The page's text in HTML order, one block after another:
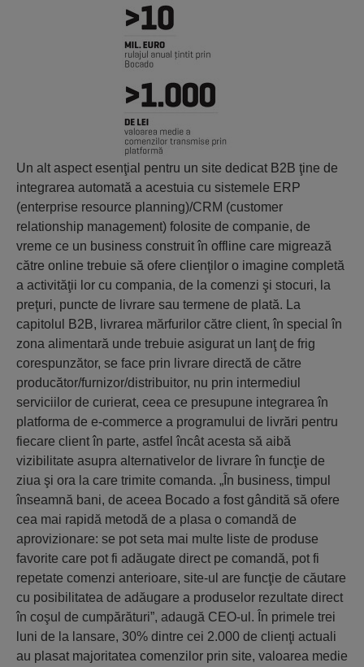
Un alt aspect esenţial pentru un site dedicat B2B ţine de
integrarea automată a acestuia cu sistemele ERP
(enterprise resource planning)/CRM (customer
relationship management) folosite de companie, de
vreme ce un business construit în offline care migrează
către online trebuie să ofere clienţilor o imagine completă
a activităţii lor cu compania, de la comenzi şi stocuri, la
preţuri, puncte de livrare sau termene de plată. La
capitolul B2B, livrarea mărfurilor către client, în special în
zona alimentară unde trebuie asigurat un lanţ de frig
corespunzător, se face prin livrare directă de către
producător/furnizor/distribuitor, nu prin intermediul
serviciilor de curierat, ceea ce presupune integrarea în
platforma de e-commerce a programului de livrări pentru
fiecare client în parte, astfel încât acesta să aibă
vizibilitate asupra alternativelor de livrare în funcţie de
ziua şi ora la care trimite comanda. „În business, timpul
înseamnă bani, de aceea Bocado a fost gândită să ofere
cea mai rapidă metodă de a plasa o comandă de
aprovizionare: se pot seta mai multe liste de produse
favorite care pot fi adăugate direct pe comandă, pot fi
repetate comenzi anterioare, site-ul are funcţie de căutare
cu posibilitatea de adăugare a produselor rezultate direct
în coşul de cumpărături”, adaugă CEO-ul. În primele trei
luni de la lansare, 30% dintre cei 2.000 de clienţi actuali
au plasat majoritatea comenzilor prin site, valoarea medie